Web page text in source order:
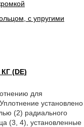
с упругими
(DE)
для
установлено
(2) радиального
(3, 4), установленные